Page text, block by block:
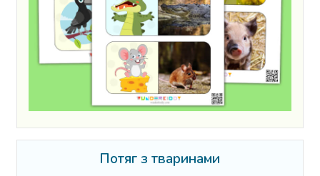
Потяг з тваринами